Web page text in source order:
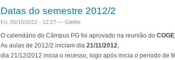
Datas do semestre 2012/2
Fri, 05/10/2012 - 12:27 — Gleifer
O calendário do Câmpus PG foi aprovado na reunião do
As aulas de 2012/2 iniciam dia 21/11/2012,
dia 21/12/2012 inicia o recesso, logo após inicia o período de